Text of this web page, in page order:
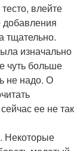
влейте
тщательно.
изначально
чуть больше
не надо. О
ее не так
Некоторые